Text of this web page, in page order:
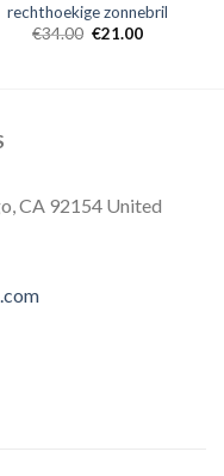
rechthoekige zonnebril
€34.00 €21.00
CA 92154 United